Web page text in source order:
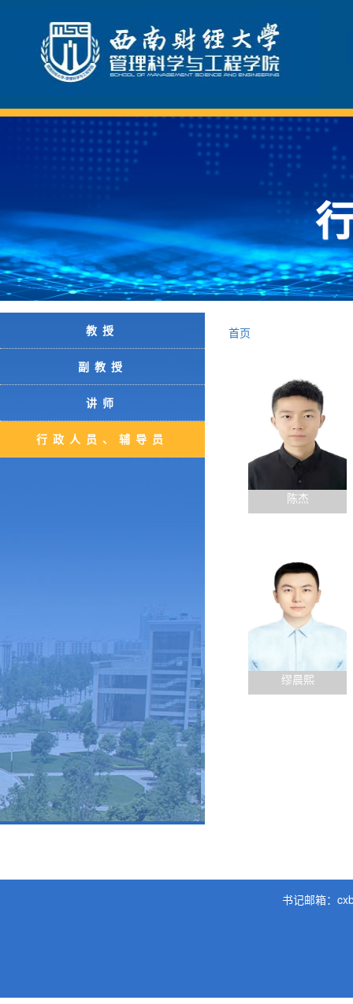
教授
副教授
讲师
行政人员、辅导员
首页
陈杰
缪晨熙
书记邮箱：